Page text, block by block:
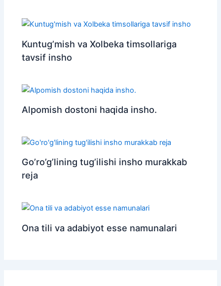
Kuntug’mish va Xolbeka timsollariga
tavsif insho
Alpomish dostoni haqida insho.
Go’ro’g’lining tug’ilishi insho murakkab
reja
Ona tili va adabiyot esse namunalari